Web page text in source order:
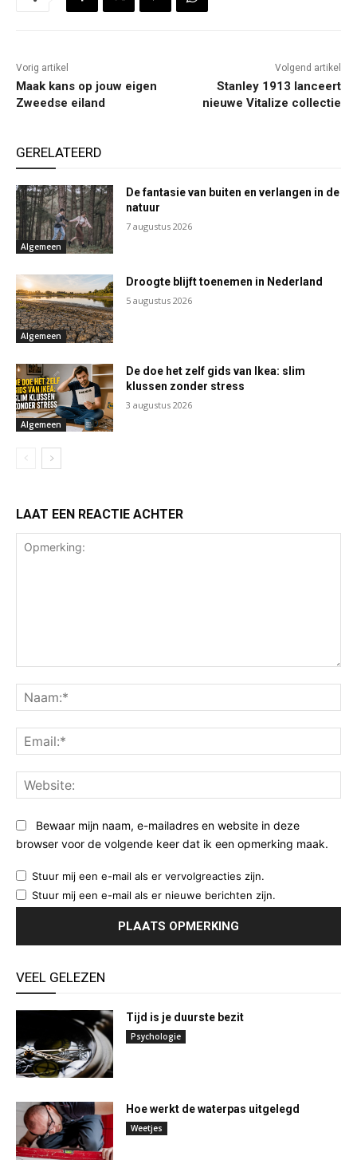
Vorig artikel
Maak kans op jouw eigen
Zweedse eiland
Volgend artikel
Stanley 1913 lanceert
nieuwe Vitalize collectie
GERELATEERD
Algemeen
De fantasie van buiten en verlangen in de
natuur
7 augustus 2026
Algemeen
Droogte blijft toenemen in Nederland
5 augustus 2026
Algemeen
De doe het zelf gids van Ikea: slim
klussen zonder stress
3 augustus 2026
LAAT EEN REACTIE ACHTER
Bewaar mijn naam, e-mailadres en website in deze
browser voor de volgende keer dat ik een opmerking maak.
Stuur mij een e-mail als er vervolgreacties zijn.
Stuur mij een e-mail als er nieuwe berichten zijn.
VEEL GELEZEN
Tijd is je duurste bezit
Psychologie
Hoe werkt de waterpas uitgelegd
Weetjes